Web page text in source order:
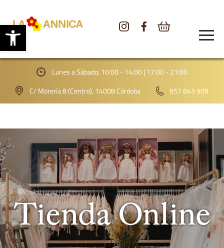
Abrir barra de herramientas
TIENDA
GALERÍA
BLOG
CONTACTO
Lunes a Sábado; 10:00 - 14:00 | 17:00 - 21:00
C/ Morería 8 (Centro), 14008 Córdoba
957 843 909